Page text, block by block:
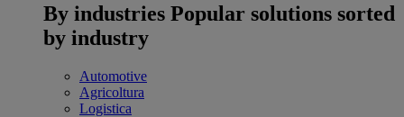
By industries Popular solutions sorted
by industry
Automotive
Agricoltura
Logistica